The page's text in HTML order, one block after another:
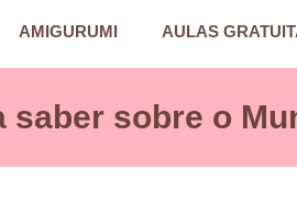
AMIGURUMI AULAS
sobre o